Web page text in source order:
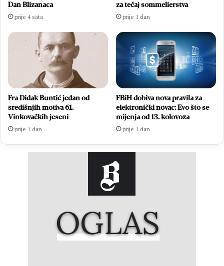
Dan Blizanaca
prije 4 sata
za tečaj sommelierstva
prije 1 dan
Fra Didak Buntić jedan od
središnjih motiva 61.
Vinkovačkih jeseni
prije 1 dan
FBiH dobiva nova pravila za
elektronički novac: Evo što se
mijenja od 13. kolovoza
prije 1 dan